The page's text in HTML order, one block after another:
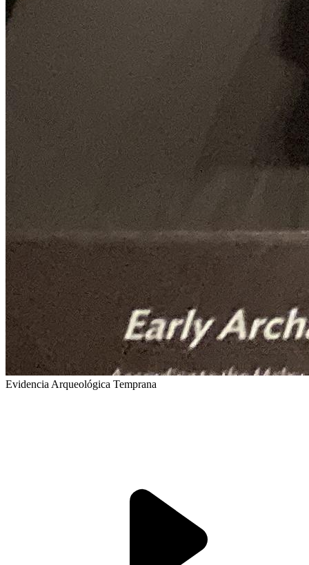
Evidencia Arqueológica Temprana